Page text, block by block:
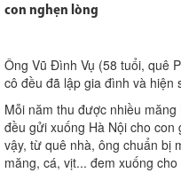
con nghẹn lòng
Ông Vũ Đình Vụ (58 tuổi, quê
cô đều đã lập gia đình và hiện
Mỗi năm thu được nhiều
đều gửi xuống Hà Nội cho
vậy, từ quê nhà, ông chuẩn bị
măng, cá, vịt... đem xuống cho